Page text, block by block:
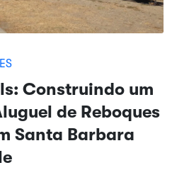
Construindo um
de Reboques
Santa Barbara